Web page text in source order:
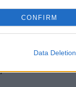
CONFIRM
Data Deletion